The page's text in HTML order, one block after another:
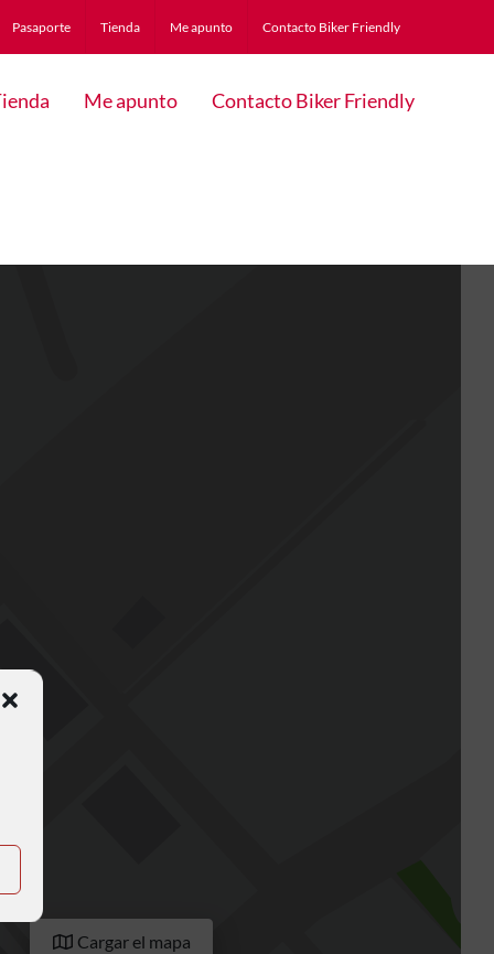
Pasaporte Tienda Me apunto Contacto Biker Friendly
Me apunto Contacto Biker Friendly
Cargar el mapa